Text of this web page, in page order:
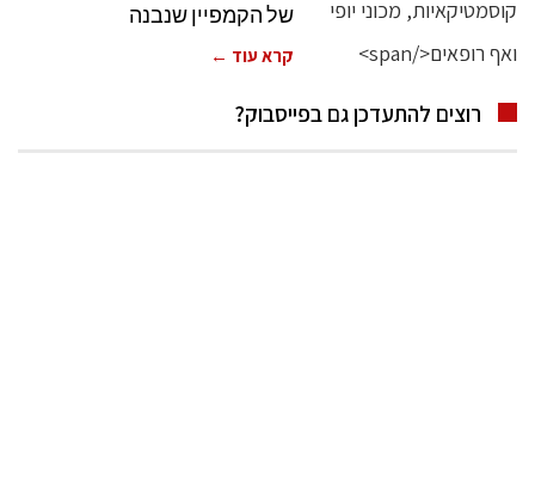
של הקמפיין שנבנה
קרא עוד ←
רוצים להתעדכן גם בפייסבוק?